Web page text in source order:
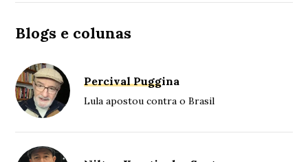
Blogs e colunas
Percival Puggina
Lula apostou contra o Brasil